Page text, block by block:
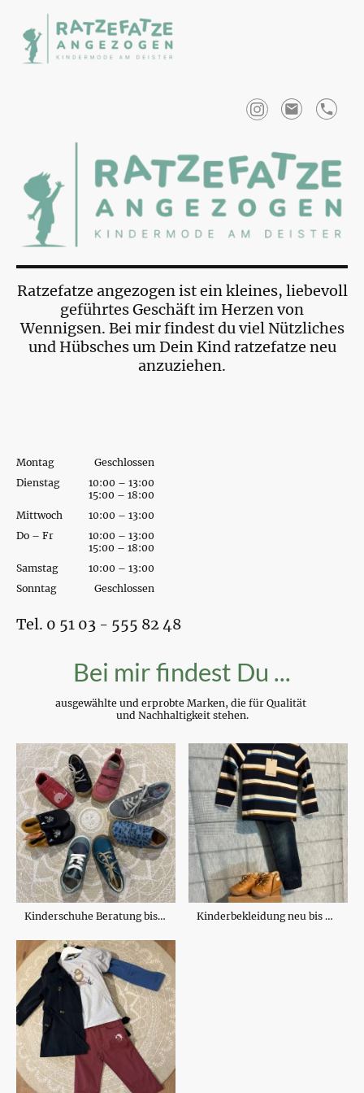
Ratzefatze angezogen ist ein kleines, liebevoll
geführtes Geschäft im Herzen von
Wennigsen. Bei mir findest du viel Nützliches
und Hübsches um Dein Kind ratzefatze neu
anzuziehen.
Montag
Geschlossen
Dienstag
10:00 – 13:00
15:00 – 18:00
Mittwoch
10:00 – 13:00
Do – Fr
10:00 – 13:00
15:00 – 18:00
Samstag
10:00 – 13:00
Sonntag
Geschlossen
Tel. 0 51 03 - 555 82 48
Bei mir findest Du ...
ausgewählte und erprobte Marken, die für Qualität
und Nachhaltigkeit stehen.
Kinderschuhe Beratung bis Größe 33 Kinderbekleidung neu bis Größe 146